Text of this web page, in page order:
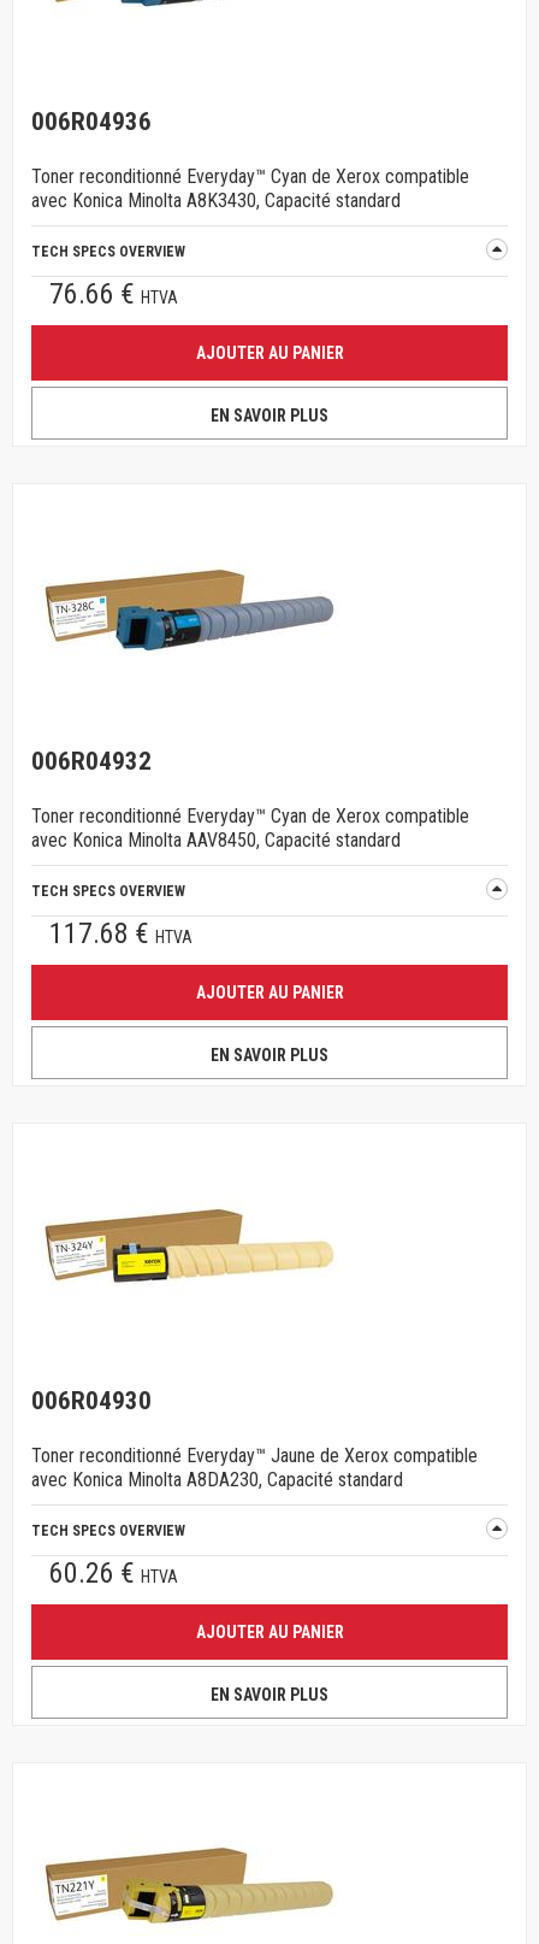
006R04936
Toner reconditionné Everyday™ Cyan de Xerox compatible
avec Konica Minolta A8K3430, Capacité standard
TECH SPECS OVERVIEW
76.66 € HTVA
AJOUTER AU PANIER
EN SAVOIR PLUS
006R04932
Toner reconditionné Everyday™ Cyan de Xerox compatible
avec Konica Minolta AAV8450, Capacité standard
TECH SPECS OVERVIEW
117.68 € HTVA
AJOUTER AU PANIER
EN SAVOIR PLUS
006R04930
Toner reconditionné Everyday™ Jaune de Xerox compatible
avec Konica Minolta A8DA230, Capacité standard
TECH SPECS OVERVIEW
60.26 € HTVA
AJOUTER AU PANIER
EN SAVOIR PLUS